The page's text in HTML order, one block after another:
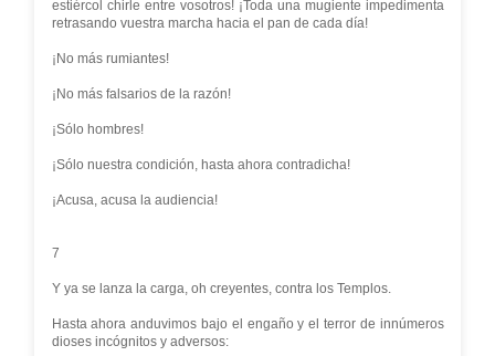
estiércol chirle entre vosotros! ¡Toda una mugiente impedimenta
retrasando vuestra marcha hacia el pan de cada día!
¡No más rumiantes!
¡No más falsarios de la razón!
¡Sólo hombres!
¡Sólo nuestra condición, hasta ahora contradicha!
¡Acusa, acusa la audiencia!
7
Y ya se lanza la carga, oh creyentes, contra los Templos.
Hasta ahora anduvimos bajo el engaño y el terror de innúmeros
dioses incógnitos y adversos: